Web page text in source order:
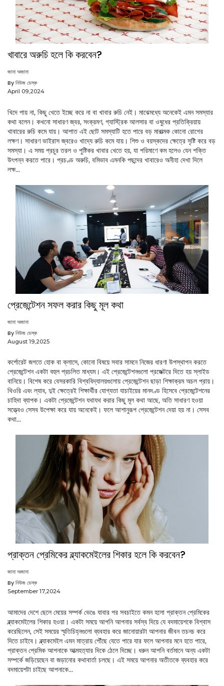
খাবারে অরুচি হলে কি করবেন?
জানা অজানা
By নিউজ ডেস্ক
April 09,2024
খিদে পায় না, কিছু খেতে ইচ্ছে করে না বা খাবার রুচি নেই। মাঝেমধ্যে অনেকেই এমন সমস্যার
কথা বলেন। কখনো সাধারণ জ্বর, সংক্রমণ, গ্যাস্ট্রিক আলসার বা ওষুধের প্রতিক্রিয়ায়
খাবারের রুচি কমে যায়। আপাত এই ছোট সমস্যাটি হতে পারে বড় মারাত্মক কোনো রোগের
লক্ষণ। সাধারণ ভাইরাস জ্বরেও খাদ্যে রুচি কমে যায়। শিশু ও বয়স্কদের ক্ষেত্রে সৃষ্টি করে বড়
সমস্যা। এ সময় প্রচুর তরল ও পুষ্টিকর খাবার খেতে হয়, যা পরিমাণে কম হলেও যেন শক্তি
উৎপন্ন করতে পারে। প্রচণ্ড অরুচি, বমিভাব এমনকি পছন্দের খাবারেও অনীহা দেখা দিলে
লক্ষ...
প্রেজেন্টেশন সফল করার কিছু মূল কথা
জানা অজানা
By নিউজ ডেস্ক
August 19,2025
কর্পোরেট জগতে হোক বা ক্লাসে, কোনো বিষয়ে সবার সামনে নিজের ধারণা উপস্থাপন করতে
প্রেজেন্টেশন একটা বহুল প্রচলিত মাধ্যম। এই প্রেজেন্টেশনগুলো প্রজেক্টরে দিতে হয় স্লাইড
বানিয়ে। বিশেষ করে বেসরকারি বিশ্ববিদ্যালয়গুলোয় প্রেজেন্টেশন ছাড়া শিক্ষাক্রম অচল প্রায়।
থিওরি এবং ল্যাব, দুই ক্ষেত্রেই শিক্ষার্থীর যোগ্যতা যাচাইয়ের মানদণ্ড হিসেবে প্রেজেন্টেশনের
চাহিদা ব্যাপক। একটা প্রেজেন্টেশন যথাযথ করার কিছু মূল কথা আছে, অতি সাধারণ হওয়া
সত্ত্বেও সেসব উপেক্ষা করে যায় অনেকেই। ফলে আশানুরূপ প্রেজেন্টেশন দেয়া হয় না। সেসব
কথা...
প্রাক্তন প্রেমিকের ব্ল্যাকমেইলের শিকার হলে কি করবেন?
জানা অজানা
By নিউজ ডেস্ক
September 17,2024
আমাদের দেশে ছেলে মেয়ের সম্পর্ক ভেঙে যাবার পর সবচাইতে কমন হলো প্রাক্তন প্রেমিকের
ব্ল্যাকমেইলের শিকার হওয়া। একটা সময়ে আপনি আপনার সর্বস্ব দিয়ে যে বদমায়েশকে বিশ্বাস
করেছিলেন, সেই সময়ের স্মৃতিচিহ্নগুলো ব্যবহার করে জানোয়ারটা আপনার জীবন তচনচ করে
দিতে চাইবে। ব্ল্যাকমেইল এমন মাত্রায় পৌঁছে যেতে পারে যার ফলে আপনার মনে হতে পারে,
প্রাক্তন প্রেমিক আপনাকে আত্মহত্যার দিকে ঠেলে দিচ্ছে। ধরুন আপনি বর্তমানে অন্য একটা
সম্পর্কে জড়িয়েছেন বা জড়ানোর কথাবার্তা চলছে। এই সময়ে আপনার অতীতকে ব্যবহার করে
বদমায়েশটা চাইছে আপনাকে...